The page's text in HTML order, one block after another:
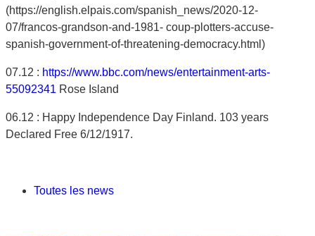
(https://english.elpais.com/spanish_news/2020-12-
07/francos-grandson-and-1981- coup-plotters-accuse-
spanish-government-of-threatening-democracy.html)
07.12 : https://www.bbc.com/news/entertainment-arts-
55092341 Rose Island
06.12 : Happy Independence Day Finland. 103 years
Declared Free 6/12/1917.
Toutes les news